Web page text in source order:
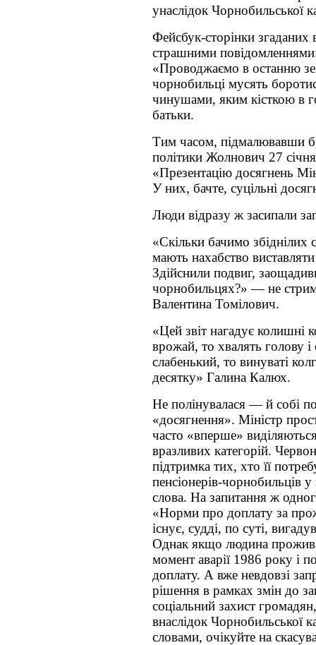
унаслідок Чорнобильської
Фейсбук-сторінки
страшними
«Проводжаємо в останню
чорнобильці мусять
чинушами, яким кісткою в
батьки.
Тим часом, підмалювавши
політики Жолнович 27
«Презентацію досягнень
У них, бачте, суцільні
Люди відразу ж засипали
«Скільки бачимо збіднілих
мають нахабство
Здійснили подвиг,
чорнобильцях?» — не
Валентина Томілович.
«Цей звіт нагадує колишні
врожай, то хвалять голову і
слабенький, то винуваті
десятку» Галина Калюх.
Не полінувалася — й собі
«досягнення». Міністр
часто «вперше»
вразливих категорій.
підтримка тих, хто її
пенсіонерів-чорнобильців
слова. На запитання ж
«Норми про доплату за
існує, судді, по суті,
Однак якщо людина
момент аварії 1986 року і
доплату. А вже невдовзі
рішення в рамках змін до
соціальний захист
внаслідок Чорнобильської
словами, очікуйте на